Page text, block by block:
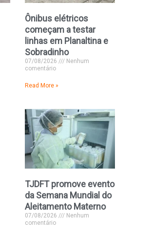
Ônibus elétricos
começam a testar
linhas em Planaltina e
Sobradinho
07/08/2026
Nenhum
comentário
Read More »
TJDFT promove evento
da Semana Mundial do
Aleitamento Materno
07/08/2026
Nenhum
comentário